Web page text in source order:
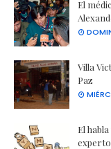
El
Villa
Paz
El